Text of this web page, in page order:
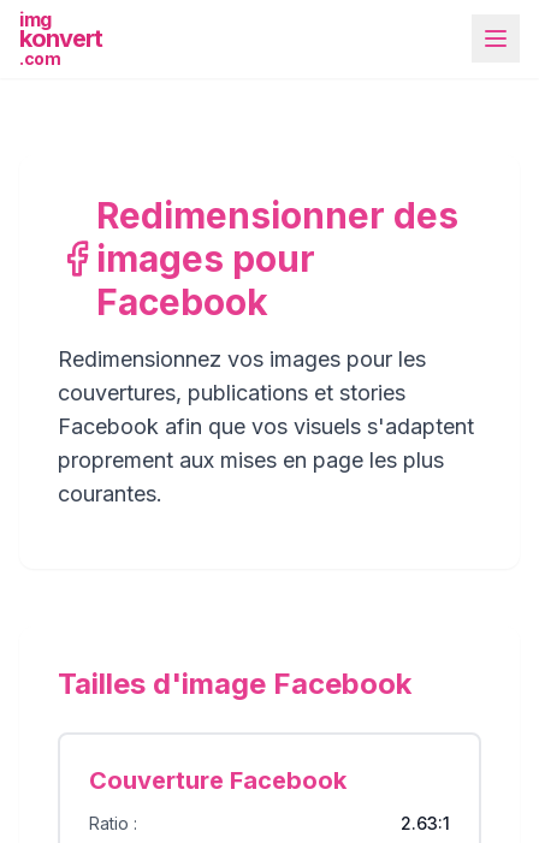
img
konvert
.com
Plus d'outils
Redimensionner des
images pour
Facebook
Redimensionnez vos images pour les
couvertures, publications et stories
Facebook afin que vos visuels s'adaptent
proprement aux mises en page les plus
courantes.
Tailles d'image Facebook
Couverture Facebook
Ratio : 2.63:1